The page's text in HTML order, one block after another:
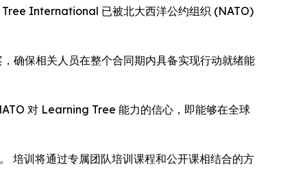
International 已被北大西洋公约组织 (NATO)
确保相关人员在整个合同期内具备实现行动就绪能
对 Learning Tree 能力的信心，即能够在全球
培训将通过专属团队培训课程和公开课相结合的方